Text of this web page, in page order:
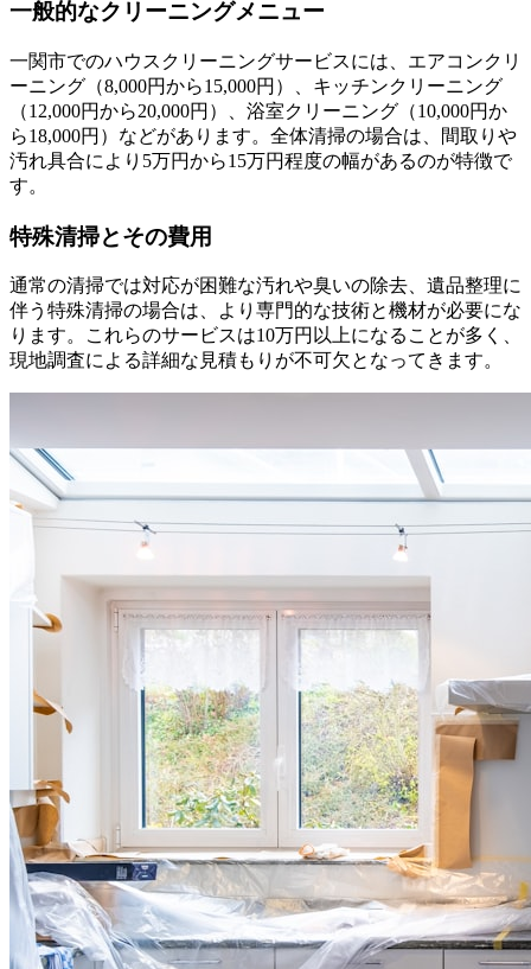
一般的なクリーニングメニュー
一関市でのハウスクリーニングサービスには、エアコンクリ
ーニング（8,000円から15,000円）、キッチンクリーニング
（12,000円から20,000円）、浴室クリーニング（10,000円か
ら18,000円）などがあります。全体清掃の場合は、間取りや
汚れ具合により5万円から15万円程度の幅があるのが特徴で
す。
特殊清掃とその費用
通常の清掃では対応が困難な汚れや臭いの除去、遺品整理に
伴う特殊清掃の場合は、より専門的な技術と機材が必要にな
ります。これらのサービスは10万円以上になることが多く、
現地調査による詳細な見積もりが不可欠となってきます。